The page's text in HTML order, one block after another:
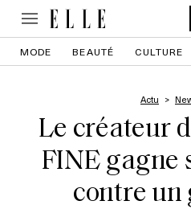
MODE BEAUTÉ CULTURE
Actu
Le créateur
FINE gagne
contre un